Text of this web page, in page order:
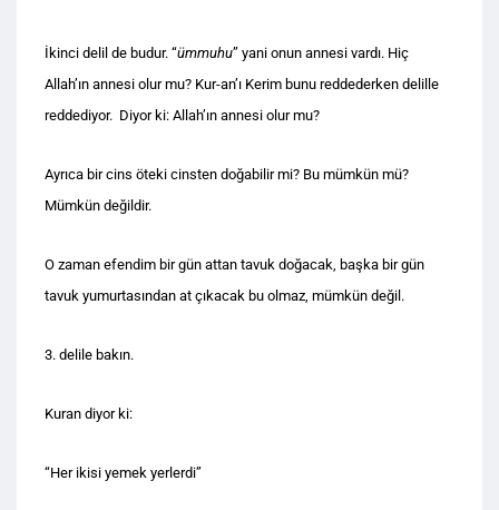
İkinci delil de budur. “ümmuhu” yani onun annesi vardı. Hiç
Allah’ın annesi olur mu? Kur-an’ı Kerim bunu reddederken delille
reddediyor. Diyor ki: Allah’ın annesi olur mu?
Ayrıca bir cins öteki cinsten doğabilir mi? Bu mümkün mü?
Mümkün değildir.
O zaman efendim bir gün attan tavuk doğacak, başka bir gün
tavuk yumurtasından at çıkacak bu olmaz, mümkün değil.
3. delile bakın.
Kuran diyor ki:
“Her ikisi yemek yerlerdi”